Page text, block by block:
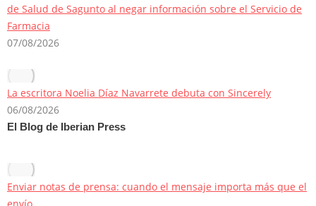
de Salud de Sagunto al negar información sobre el Servicio de
Farmacia
07/08/2026
La escritora Noelia Díaz Navarrete debuta con Sincerely
06/08/2026
El Blog de Iberian Press
Enviar notas de prensa: cuando el mensaje importa más que el